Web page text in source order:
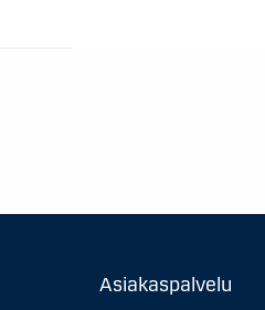
Asiakaspalvelu